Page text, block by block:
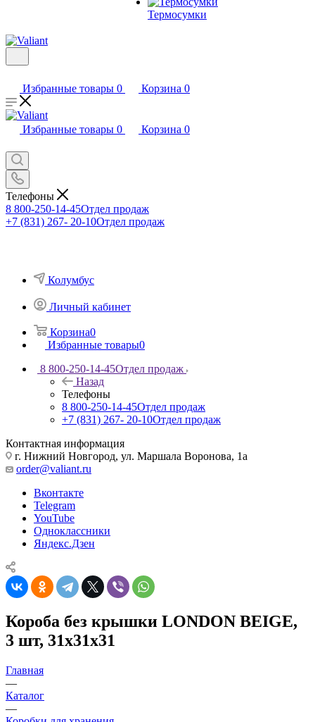
Термосумки
Избранные товары 0 Корзина 0
Избранные товары 0 Корзина 0
Телефоны
8 800-250-14-45Отдел продаж
+7 (831) 267- 20-10Отдел продаж
Колумбус
Личный кабинет
Корзина0
Избранные товары0
8 800-250-14-45Отдел продаж
Назад
Телефоны
8 800-250-14-45Отдел продаж
+7 (831) 267- 20-10Отдел продаж
Контактная информация
г. Нижний Новгород, ул. Маршала Воронова, 1а
order@valiant.ru
Вконтакте
Telegram
YouTube
Одноклассники
Яндекс.Дзен
Короба без крышки LONDON BEIGE,
3 шт, 31х31х31
Главная
—
Каталог
—